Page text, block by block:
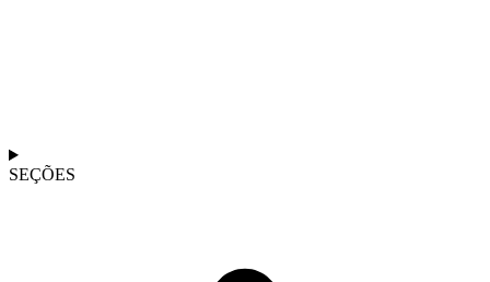
SEÇÕES